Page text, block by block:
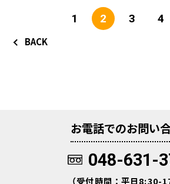
BACK
1 2 3 4
お電話でのお問い
048-631-
（受付時間：平日8:30-